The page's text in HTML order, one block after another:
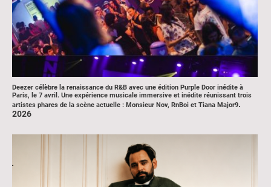
Deezer célèbre la renaissance du R&B avec une édition Purple Door inédite à
Paris, le 7 avril. Une expérience musicale immersive et inédite réunissant trois
artistes phares de la scène actuelle : Monsieur Nov, RnBoi et Tiana Major9.
2026